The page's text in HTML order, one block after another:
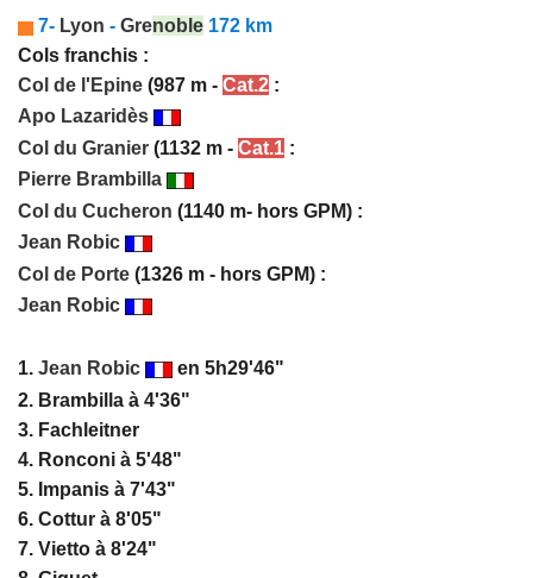
7- Lyon - Grenoble 172 km
Cols franchis :
Col de l'Epine (987 m - Cat.2 :
Apo Lazaridès
Col du Granier (1132 m - Cat.1 :
Pierre Brambilla
Col du Cucheron (1140 m- hors GPM) :
Jean Robic
Col de Porte (1326 m - hors GPM) :
Jean Robic
1. Jean Robic
en 5h29'46"
2. Brambilla à 4'36"
3. Fachleitner
4. Ronconi à 5'48"
5. Impanis à 7'43"
6. Cottur à 8'05"
7. Vietto à 8'24"